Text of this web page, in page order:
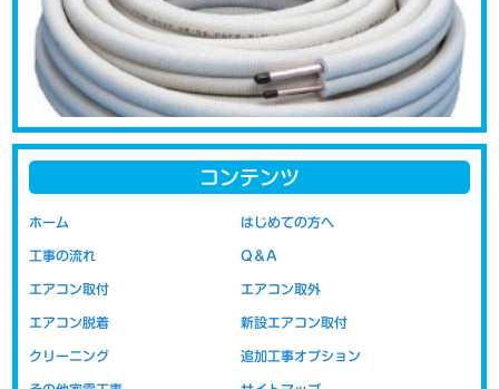
エアコンの取り付けの際に問題になるのが配管代です。新品をご購
れておりません。新品取り付け工事には取り付けに必要な配管など
の部材代が含まれています。移設の場合の取り付け工事代は以前の
ますので、工賃のみの金額表示となっております。部材代を含まな
いので新設時より安価にお取り付けが可能です。
コンテンツ
ホーム はじめての方へ
工事の流れ Q＆A
エアコン取付 エアコン取外
エアコン脱着 新設エアコン取付
クリーニング 追加工事オプション